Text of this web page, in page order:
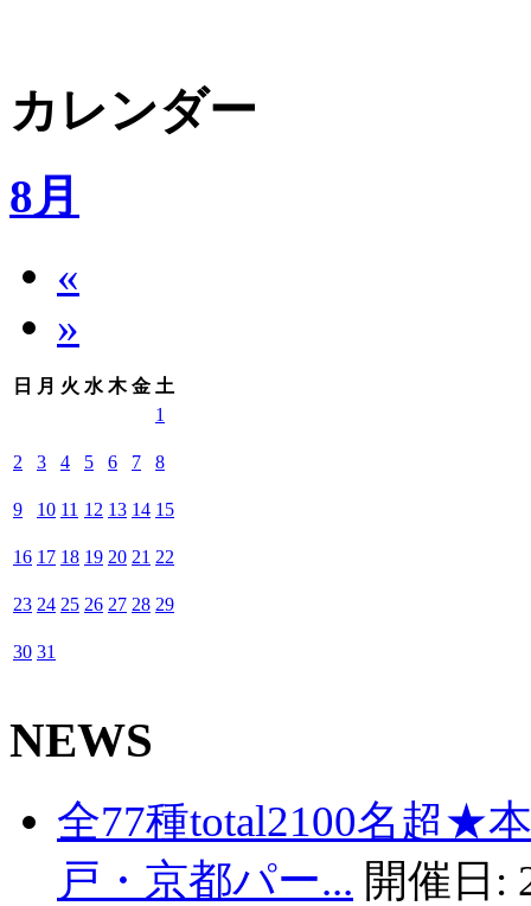
カレンダー
8月
«
»
日 月 火 水 木 金 土
1
2 3 4 5 6 7 8
9 10 11 12 13 14 15
16 17 18 19 20 21 22
23 24 25 26 27 28 29
30 31
NEWS
全77種total2100名超★
戸・京都パー... 開催日: